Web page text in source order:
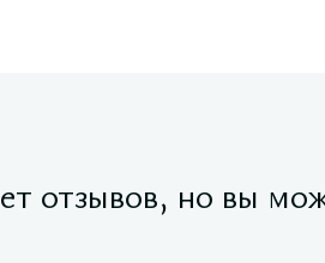
отзывов, но вы